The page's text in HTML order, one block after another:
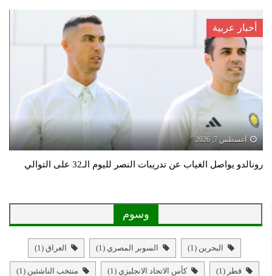
أخبار عربية
أغسطس 7, 2026
رونالدو يواصل الغياب عن تدريبات النصر لليوم الـ32 على التوالي
وسوم
البحرين (1) السوبر المصري (1) العراق (1)
قطر (1) كأس الاتحاد الانجليزي (1) منتخب الناشئين (1)